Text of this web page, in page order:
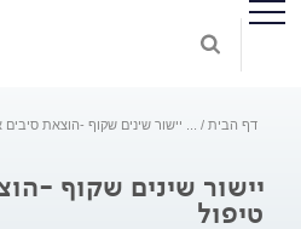
דף הבית יישור שינים שקוף -הוצאת סיבים
יישור שינים שקוף -
טיפול